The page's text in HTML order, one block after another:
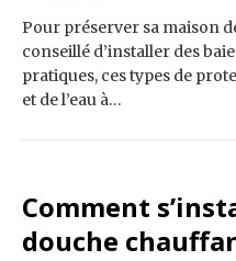
Pour préserver sa maison
conseillé d’installer des
pratiques, ces types de
et de l’eau à…
Comment
douche